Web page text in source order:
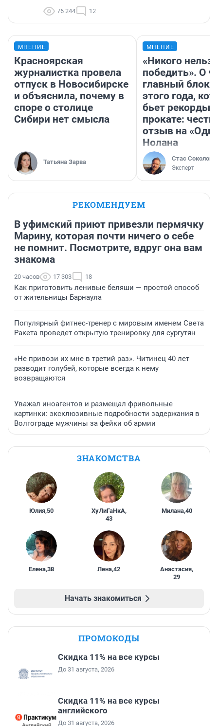
76 244 12
МНЕНИЕ
Красноярская
журналистка провела
отпуск в Новосибирске
и объяснила, почему в
споре о столице
Сибири нет смысла
Татьяна Зарва
МНЕНИЕ
«Никого нельзя
победить». О
главный
этого года,
бьет рекорды в
прокате:
отзыв на
Нолана
Стас Соколов
Эксперт
РЕКОМЕНДУЕМ
В уфимский приют привезли пермячку
Марину, которая почти ничего о себе
не помнит. Посмотрите, вдруг она вам
знакома
20 часов 17 303 18
Как приготовить ленивые беляши — простой способ
от жительницы Барнаула
Популярный фитнес-тренер с мировым именем Света
Ракета проведет открытую тренировку для сургутян
«Не привози их мне в третий раз». Читинец 40 лет
разводит голубей, которые всегда к нему
возвращаются
Уважал иноагентов и размещал фривольные
картинки: эксклюзивные подробности задержания в
Волгограде мужчины за фейки об армии
ЗНАКОМСТВА
Юлия,50 ХуЛиГаНкА,
43
Милана,40
Елена,38 Лена,42 Анастасия,
29
Начать знакомиться
ПРОМОКОДЫ
Скидка 11% на все курсы
До 31 августа, 2026
Скидка 11% на все курсы
английского
До 31 августа, 2026